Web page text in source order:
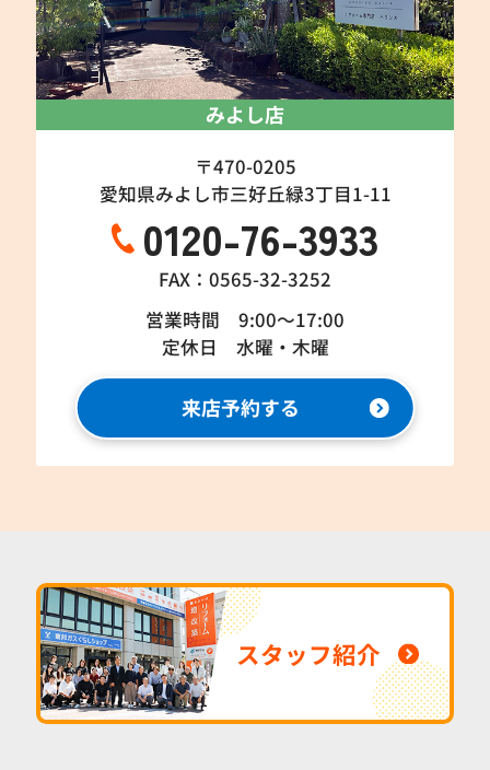
みよし店
〒470-0205
愛知県みよし市三好丘緑3丁目1-11
0120-76-3933
FAX：0565-32-3252
営業時間 9:00～17:00
定休日 水曜・木曜
来店予約する
スタッフ紹介